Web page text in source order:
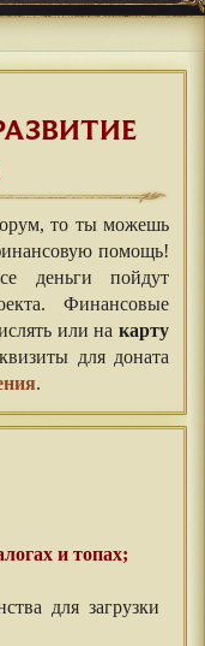
то ты можешь
помощь!
деньги пойдут
Финансовые
или на карту
для доната
.
и топах;
для загрузки